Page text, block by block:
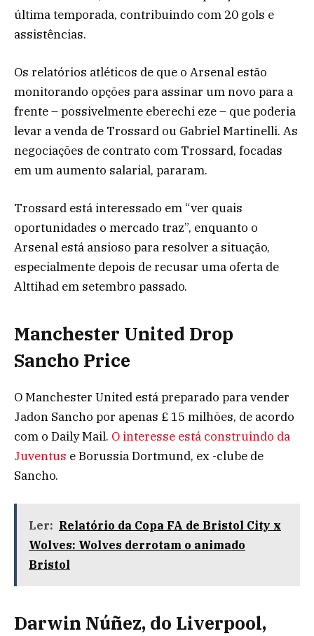
última temporada, contribuindo com 20 gols e
assistências.
Os relatórios atléticos de que o Arsenal estão
monitorando opções para assinar um novo para a
frente – possivelmente eberechi eze – que poderia
levar a venda de Trossard ou Gabriel Martinelli. As
negociações de contrato com Trossard, focadas
em um aumento salarial, pararam.
Trossard está interessado em “ver quais
oportunidades o mercado traz”, enquanto o
Arsenal está ansioso para resolver a situação,
especialmente depois de recusar uma oferta de
Alttihad em setembro passado.
Manchester United Drop
Sancho Price
O Manchester United está preparado para vender
Jadon Sancho por apenas £ 15 milhões, de acordo
com o Daily Mail. O interesse está construindo da
Juventus e Borussia Dortmund, ex -clube de
Sancho.
Ler: Relatório da Copa FA de Bristol City x
Wolves: Wolves derrotam o animado
Bristol
Darwin Núñez, do Liverpool,